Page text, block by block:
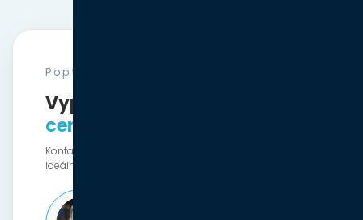
Poptávka
Vyplňte formulář a získejte
cenovou nabídku zdarma
Kontaktujte nás jednoduše online a společně najdeme
ideální řešení pro váš projekt!